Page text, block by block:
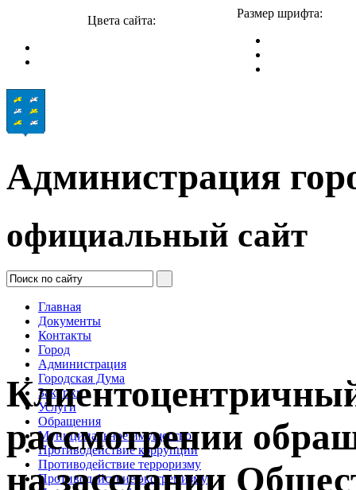
Цвета сайта:
Размер шрифта:
Администрация
официальный сайт
Главная
Документы
Контакты
Город
Администрация
Городская Дума
Закупки
Услуги
Обращения
Муниципальное имущество
Противодействие коррупции
Противодействие терроризму
Противодействие экстремизму
рассмотрении
на заседании